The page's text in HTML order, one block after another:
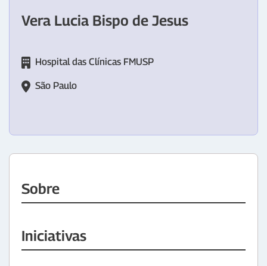
Vera Lucia Bispo de Jesus
Hospital das Clínicas FMUSP
São Paulo
Sobre
Iniciativas